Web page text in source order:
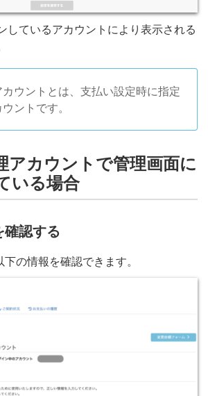
しているアカウントにより表示される
ウントとは、支払い設定時に指定
ントです。
アカウントで管理画面に
いる場合
認する
下の情報を確認できます。